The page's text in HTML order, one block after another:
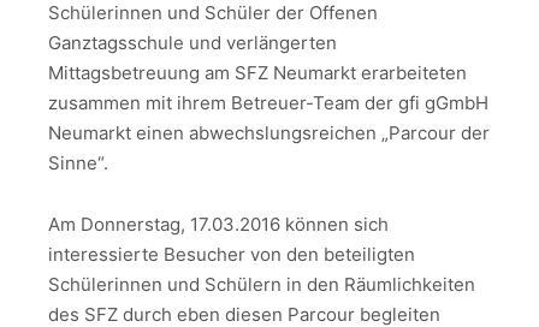
Schülerinnen und Schüler der Offenen
Ganztagsschule und verlängerten
Mittagsbetreuung am SFZ Neumarkt erarbeiteten
zusammen mit ihrem Betreuer-Team der gfi gGmbH
Neumarkt einen abwechslungsreichen „Parcour der
Sinne“.
Am Donnerstag, 17.03.2016 können sich
interessierte Besucher von den beteiligten
Schülerinnen und Schülern in den Räumlichkeiten
des SFZ durch eben diesen Parcour begleiten